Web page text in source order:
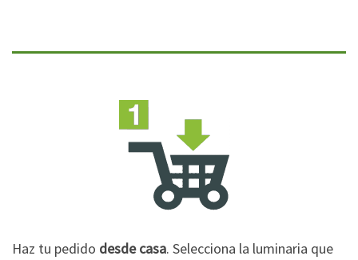
Haz tu pedido desde casa. Selecciona la luminaria que